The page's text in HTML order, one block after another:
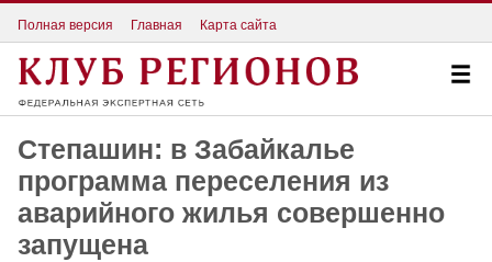
Полная версия Главная Карта сайта
Степашин: в Забайкалье
программа переселения из
аварийного жилья совершенно
запущена